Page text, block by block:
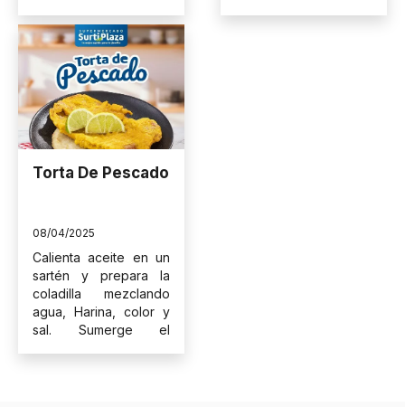
Prepara un aceite con
ajo, chiles guajillo...
Torta De Pescado
08/04/2025
Calienta aceite en un
sartén y prepara la
coladilla mezclando
agua, Harina, color y
sal. Sumerge el